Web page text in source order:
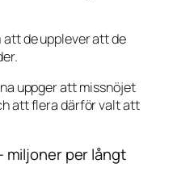
att de upplever att de
uppger att missnöjet
att flera därför valt att
miljoner per långt